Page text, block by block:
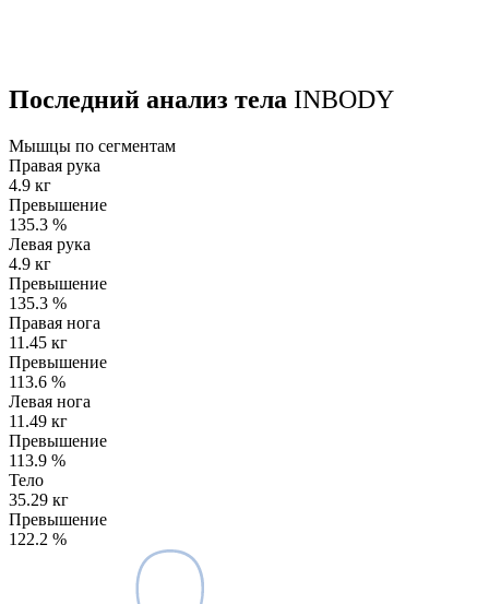
Последний анализ тела INBODY
Мышцы по сегментам
Правая рука
4.9 кг
Превышение
135.3 %
Левая рука
4.9 кг
Превышение
135.3 %
Правая нога
11.45 кг
Превышение
113.6 %
Левая нога
11.49 кг
Превышение
113.9 %
Тело
35.29 кг
Превышение
122.2 %